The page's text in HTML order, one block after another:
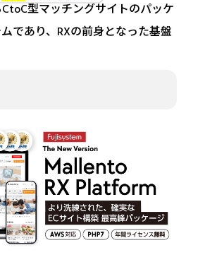
型マッチングサイトのパッケ
であり、RXの前身となった基盤